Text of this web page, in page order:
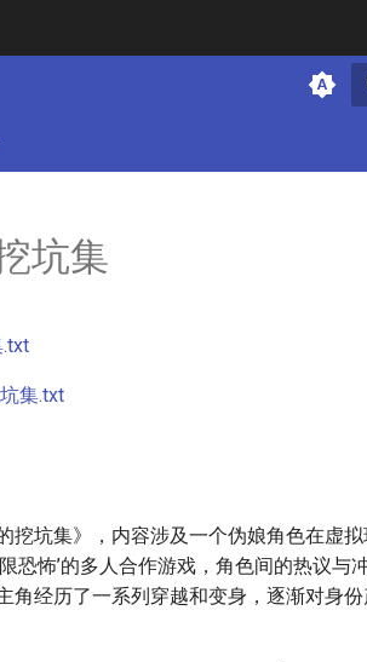
坑集
集.txt
挖坑集》，内容涉及一个伪娘角色在虚
恐怖’的多人合作游戏，角色间的热议与
角经历了一系列穿越和变身，逐渐对身份